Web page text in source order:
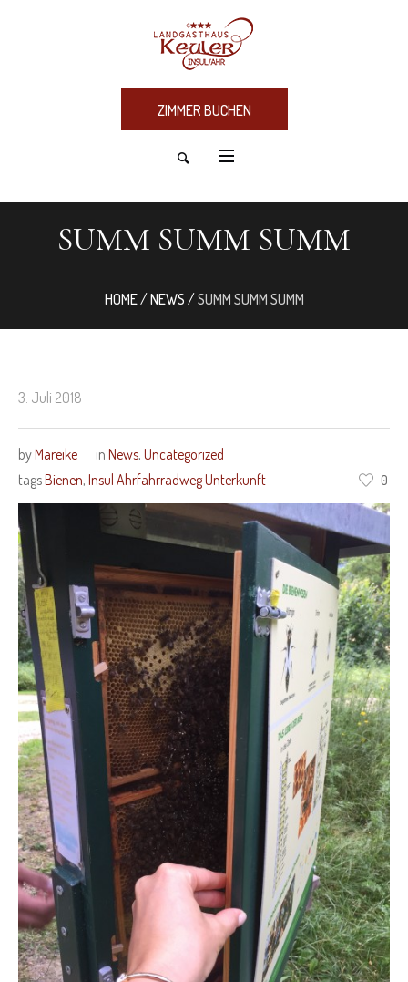
ZIMMER BUCHEN
SUMM SUMM SUMM
HOME/NEWS /SUMM SUMM SUMM
3. Juli 2018
byMareike in News, Uncategorized
tagsBienen, Insul Ahrfahrradweg Unterkunft 0